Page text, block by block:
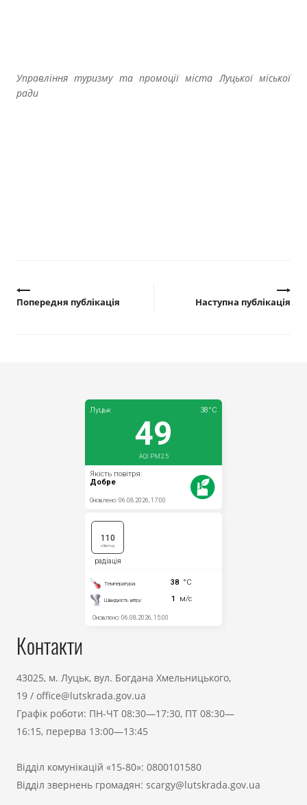
Управління туризму та промоції міста Луцької міської
ради
Попередня публікація Наступна публікація
Контакти
43025, м. Луцьк, вул. Богдана Хмельницького,
19 / office@lutskrada.gov.ua
Графік роботи: ПН-ЧТ 08:30—17:30, ПТ 08:30—
16:15, перерва 13:00—13:45
Відділ комунікацій «15-80»: 0800101580
Відділ звернень громадян: scargy@lutskrada.gov.ua